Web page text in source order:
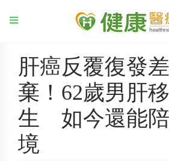
肝癌反覆復發
棄！62歲男肝
生 如今還能
境